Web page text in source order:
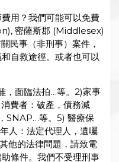
用？我們可能可以免費
密薩斯郡 (Middlesex)
民事（非刑事）案件，
自救途徑。或者也可以
，面臨法拍…等。2)家事
費者：破產，債務減
SNAP…等。5) 醫療保
人：法定代理人，遺囑
他的法律問題，請致電
條件。我們不受理刑事